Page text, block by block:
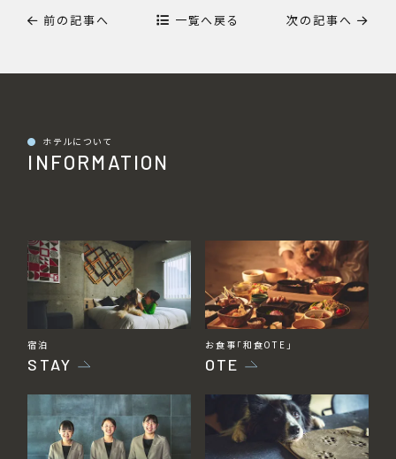
前の記事へ 一覧へ戻る 次の記事へ
● ホテルについて
INFORMATION
宿泊
STAY
お食事「和食OTE」
OTE